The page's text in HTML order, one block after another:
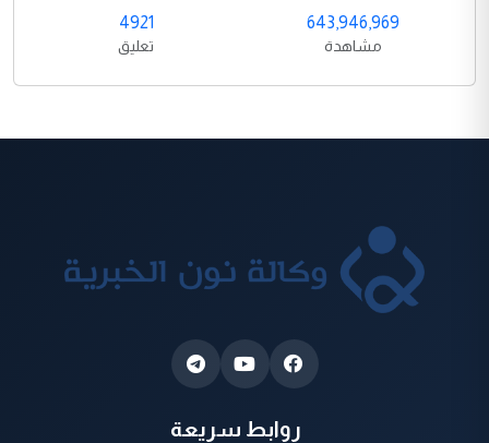
643,946,969
مشاهدة
4921
تعليق
روابط سريعة